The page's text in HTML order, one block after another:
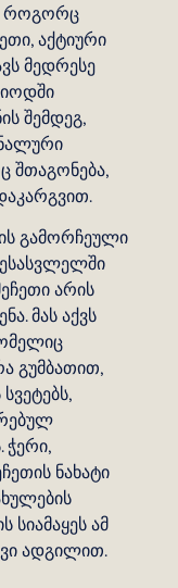
როგორც
აქტიური
მედრესე
შემდეგ,
შთაგონება,
გამორჩეული
არის
მას აქვს
გუმბათით,
ჭერი,
ნახატი
სიამაყეს ამ
ადგილით.